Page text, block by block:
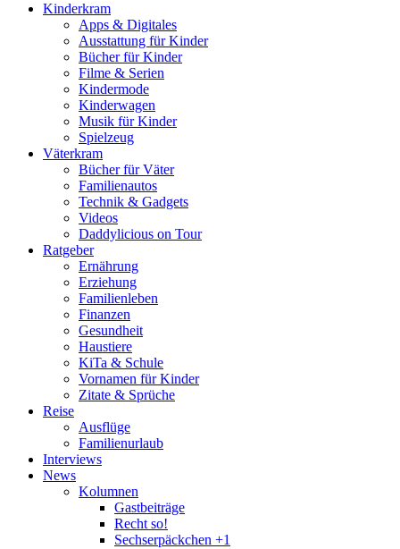
Kinderkram
Apps & Digitales
Ausstattung für Kinder
Bücher für Kinder
Filme & Serien
Kindermode
Kinderwagen
Musik für Kinder
Spielzeug
Väterkram
Bücher für Väter
Familienautos
Technik & Gadgets
Videos
Daddylicious on Tour
Ratgeber
Ernährung
Erziehung
Familienleben
Finanzen
Gesundheit
Haustiere
KiTa & Schule
Vornamen für Kinder
Zitate & Sprüche
Reise
Ausflüge
Familienurlaub
Interviews
News
Kolumnen
Gastbeiträge
Recht so!
Sechserpäckchen +1